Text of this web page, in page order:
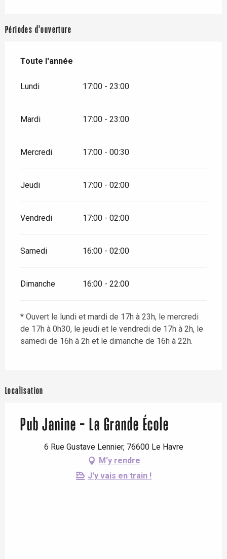
Périodes d'ouverture
Toute l'année
Toute l'année
Lundi 17:00 - 23:00
Mardi 17:00 - 23:00
Mercredi 17:00 - 00:30
Jeudi 17:00 - 02:00
Vendredi 17:00 - 02:00
Samedi 16:00 - 02:00
Dimanche 16:00 - 22:00
* Ouvert le lundi et mardi de 17h à 23h, le mercredi
de 17h à 0h30, le jeudi et le vendredi de 17h à 2h, le
samedi de 16h à 2h et le dimanche de 16h à 22h.
Localisation
Pub Janine - La Grande École
6 Rue Gustave Lennier, 76600 Le Havre
M'y rendre
J'y vais en train !